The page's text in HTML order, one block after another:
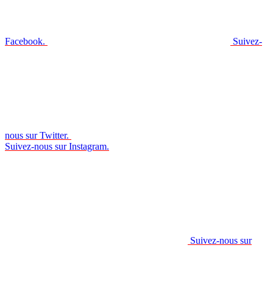
Facebook. Suivez-
nous sur Twitter.
Suivez-nous sur Instagram.
Suivez-nous sur